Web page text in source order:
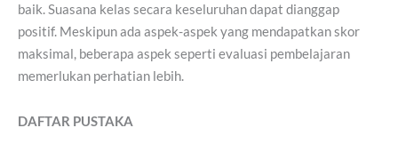
baik. Suasana kelas secara keseluruhan dapat dianggap
positif. Meskipun ada aspek-aspek yang mendapatkan skor
maksimal, beberapa aspek seperti evaluasi pembelajaran
memerlukan perhatian lebih.
DAFTAR PUSTAKA